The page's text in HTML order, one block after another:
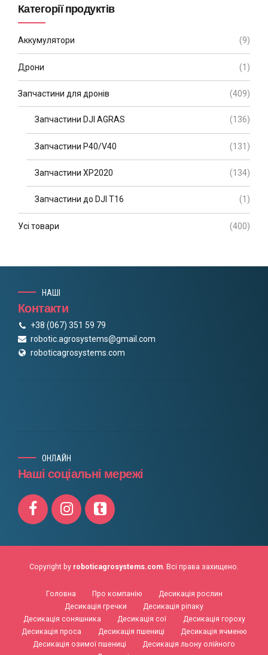
Категорії продуктів
Аккумулятори (9)
Дрони (1)
Запчастини для дронів (409)
Запчастини DJI AGRAS (136)
Запчастини P40/V40 (131)
Запчастини XP2020 (134)
Запчастини до DJI T16 (1)
Усі товари (400)
НАШІ
Контакти
+38 (067) 351 59 79
robotic.agrosystems@gmail.com
roboticagrosystems.com
ОНЛАЙН
Наші соціальні мережі
Copyright by roboticagrosystems.com. Всі права захищено.
Головна Про компанію
Десикація рослин
Десикація гречки
Десикація ріпаку
Десикація соняшника
Десикація сої
Десикація гороху
Десикація проса
Десикація пшениці
Десикація ячменю
Десикація озимої пшениці
Десикація льону олійного